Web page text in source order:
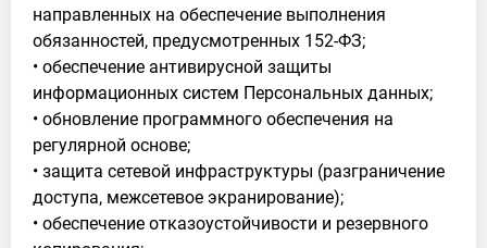
направленных на обеспечение выполнения
обязанностей, предусмотренных 152-ФЗ;
• обеспечение антивирусной защиты
информационных систем Персональных данных;
• обновление программного обеспечения на
регулярной основе;
• защита сетевой инфраструктуры (разграничение
доступа, межсетевое экранирование);
• обеспечение отказоустойчивости и резервного